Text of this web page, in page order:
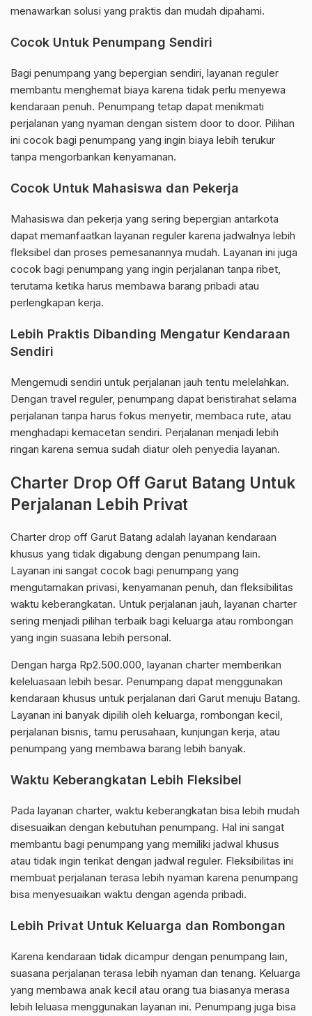
menawarkan solusi yang praktis dan mudah dipahami.
Cocok Untuk Penumpang Sendiri
Bagi penumpang yang bepergian sendiri, layanan reguler
membantu menghemat biaya karena tidak perlu menyewa
kendaraan penuh. Penumpang tetap dapat menikmati
perjalanan yang nyaman dengan sistem door to door. Pilihan
ini cocok bagi penumpang yang ingin biaya lebih terukur
tanpa mengorbankan kenyamanan.
Cocok Untuk Mahasiswa dan Pekerja
Mahasiswa dan pekerja yang sering bepergian antarkota
dapat memanfaatkan layanan reguler karena jadwalnya lebih
fleksibel dan proses pemesanannya mudah. Layanan ini juga
cocok bagi penumpang yang ingin perjalanan tanpa ribet,
terutama ketika harus membawa barang pribadi atau
perlengkapan kerja.
Lebih Praktis Dibanding Mengatur Kendaraan
Sendiri
Mengemudi sendiri untuk perjalanan jauh tentu melelahkan.
Dengan travel reguler, penumpang dapat beristirahat selama
perjalanan tanpa harus fokus menyetir, membaca rute, atau
menghadapi kemacetan sendiri. Perjalanan menjadi lebih
ringan karena semua sudah diatur oleh penyedia layanan.
Charter Drop Off Garut Batang Untuk
Perjalanan Lebih Privat
Charter drop off Garut Batang adalah layanan kendaraan
khusus yang tidak digabung dengan penumpang lain.
Layanan ini sangat cocok bagi penumpang yang
mengutamakan privasi, kenyamanan penuh, dan fleksibilitas
waktu keberangkatan. Untuk perjalanan jauh, layanan charter
sering menjadi pilihan terbaik bagi keluarga atau rombongan
yang ingin suasana lebih personal.
Dengan harga Rp2.500.000, layanan charter memberikan
keleluasaan lebih besar. Penumpang dapat menggunakan
kendaraan khusus untuk perjalanan dari Garut menuju Batang.
Layanan ini banyak dipilih oleh keluarga, rombongan kecil,
perjalanan bisnis, tamu perusahaan, kunjungan kerja, atau
penumpang yang membawa barang lebih banyak.
Waktu Keberangkatan Lebih Fleksibel
Pada layanan charter, waktu keberangkatan bisa lebih mudah
disesuaikan dengan kebutuhan penumpang. Hal ini sangat
membantu bagi penumpang yang memiliki jadwal khusus
atau tidak ingin terikat dengan jadwal reguler. Fleksibilitas ini
membuat perjalanan terasa lebih nyaman karena penumpang
bisa menyesuaikan waktu dengan agenda pribadi.
Lebih Privat Untuk Keluarga dan Rombongan
Karena kendaraan tidak dicampur dengan penumpang lain,
suasana perjalanan terasa lebih nyaman dan tenang. Keluarga
yang membawa anak kecil atau orang tua biasanya merasa
lebih leluasa menggunakan layanan ini. Penumpang juga bisa